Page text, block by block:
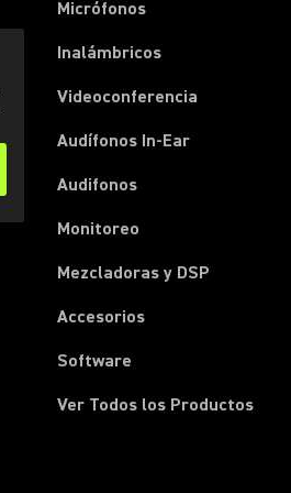
Micrófonos
Inalámbricos
Videoconferencia
Audífonos In-Ear
Audifonos
Monitoreo
Mezcladoras y DSP
Accesorios
Software
Ver Todos los Productos